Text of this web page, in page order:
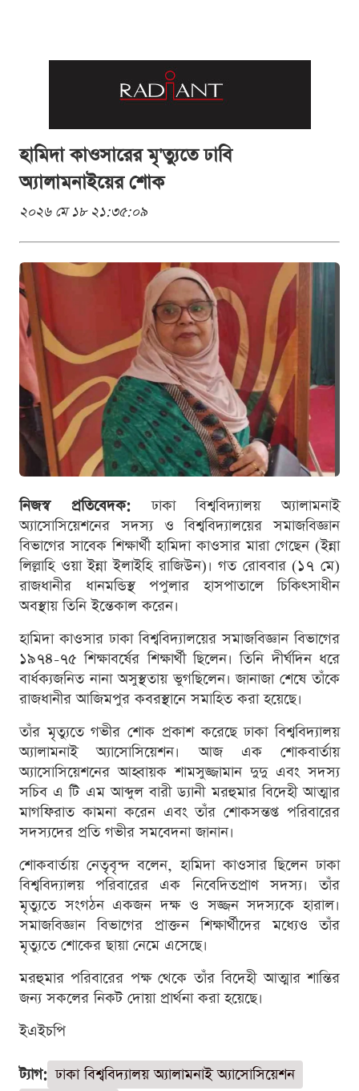
হামিদা কাওসারের মৃ'ত্যুতে ঢাবি
অ্যালামনাইয়ের শোক
২০২৬ মে ১৮ ২১:৩৫:০৯
নিজস্ব প্রতিবেদক:ঢাকা বিশ্ববিদ্যালয় অ্যালামনাই
অ্যাসোসিয়েশনের সদস্য ও বিশ্ববিদ্যালয়ের সমাজবিজ্ঞান
বিভাগের সাবেক শিক্ষার্থী হামিদা কাওসার মারা গেছেন (ইন্না
লিল্লাহি ওয়া ইন্না ইলাইহি রাজিউন)। গত রোববার (১৭ মে)
রাজধানীর ধানমন্ডিস্থ পপুলার হাসপাতালে চিকিৎসাধীন
অবস্থায় তিনি ইন্তেকাল করেন।
হামিদা কাওসার ঢাকা বিশ্ববিদ্যালয়ের সমাজবিজ্ঞান বিভাগের
১৯৭৪-৭৫ শিক্ষাবর্ষের শিক্ষার্থী ছিলেন। তিনি দীর্ঘদিন ধরে
বার্ধক্যজনিত নানা অসুস্থতায় ভুগছিলেন। জানাজা শেষে তাঁকে
রাজধানীর আজিমপুর কবরস্থানে সমাহিত করা হয়েছে।
তাঁর মৃত্যুতে গভীর শোক প্রকাশ করেছে ঢাকা বিশ্ববিদ্যালয়
অ্যালামনাই অ্যাসোসিয়েশন। আজ এক শোকবার্তায়
অ্যাসোসিয়েশনের আহ্বায়ক শামসুজ্জামান দুদু এবং সদস্য
সচিব এ টি এম আব্দুল বারী ড্যানী মরহুমার বিদেহী আত্মার
মাগফিরাত কামনা করেন এবং তাঁর শোকসন্তপ্ত পরিবারের
সদস্যদের প্রতি গভীর সমবেদনা জানান।
শোকবার্তায় নেতৃবৃন্দ বলেন, হামিদা কাওসার ছিলেন ঢাকা
বিশ্ববিদ্যালয় পরিবারের এক নিবেদিতপ্রাণ সদস্য। তাঁর
মৃত্যুতে সংগঠন একজন দক্ষ ও সজ্জন সদস্যকে হারাল।
সমাজবিজ্ঞান বিভাগের প্রাক্তন শিক্ষার্থীদের মধ্যেও তাঁর
মৃত্যুতে শোকের ছায়া নেমে এসেছে।
মরহুমার পরিবারের পক্ষ থেকে তাঁর বিদেহী আত্মার শান্তির
জন্য সকলের নিকট দোয়া প্রার্থনা করা হয়েছে।
ইএইচপি
ট্যাগ: ঢাকা বিশ্ববিদ্যালয় অ্যালামনাই অ্যাসোসিয়েশন